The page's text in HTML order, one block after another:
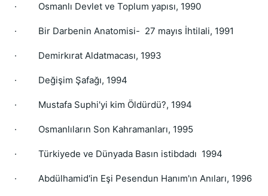
· Osmanlı Devlet ve Toplum yapısı, 1990
· Bir Darbenin Anatomisi- 27 mayıs İhtilali, 1991
· Demirkırat Aldatmacası, 1993
· Değişim Şafağı, 1994
· Mustafa Suphi'yi kim Öldürdü?, 1994
· Osmanlıların Son Kahramanları, 1995
· Türkiyede ve Dünyada Basın istibdadı 1994
· Abdülhamid'in Eşi Pesendun Hanım'ın Anıları, 1996